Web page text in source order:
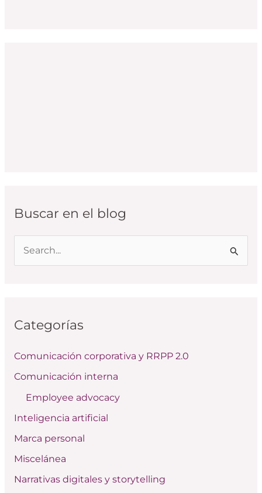
Buscar en el blog
a
p
o
:
Categorías
Comunicación corporativa y RRPP 2.0
Comunicación interna
Employee advocacy
Inteligencia artificial
Marca personal
Miscelánea
Narrativas digitales y storytelling